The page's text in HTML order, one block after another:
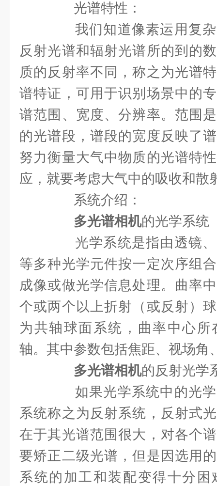
光谱特性：
我们知道像素运用复杂
反射光谱和辐射光谱所的到的
质的反射率不同，称之为光谱
谱特证，可用于识别场景中的
谱范围、宽度、分辨率。范围
的光谱段，谱段的宽度反映了
努力衡量大气中物质的光谱特
应，就要考虑大气中的吸收和散
系统介绍：
多光谱相机的光学系统
光学系统是指由透镜、
等多种光学元件按一定次序组
成像或做光学信息处理。曲率
个或两个以上折射（或反射）
为共轴球面系统，曲率中心
轴。其中参数包括焦距、视场角
多光谱相机的反射光学
如果光学系统中的光学
系统称之为反射系统，反射式
在于其光谱范围很大，对各个
要矫正二级光谱，但是因选用
系统的加工和装配变得十分